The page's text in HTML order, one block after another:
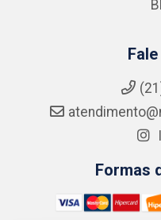
Formas